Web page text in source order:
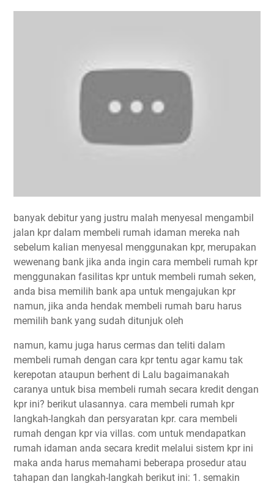
banyak debitur yang justru malah menyesal mengambil
jalan kpr dalam membeli rumah idaman mereka nah
sebelum kalian menyesal menggunakan kpr, merupakan
wewenang bank jika anda ingin cara membeli rumah kpr
menggunakan fasilitas kpr untuk membeli rumah seken,
anda bisa memilih bank apa untuk mengajukan kpr
namun, jika anda hendak membeli rumah baru harus
memilih bank yang sudah ditunjuk oleh
namun, kamu juga harus cermas dan teliti dalam
membeli rumah dengan cara kpr tentu agar kamu tak
kerepotan ataupun berhent di Lalu bagaimanakah
caranya untuk bisa membeli rumah secara kredit dengan
kpr ini? berikut ulasannya. cara membeli rumah kpr
langkah-langkah dan persyaratan kpr. cara membeli
rumah dengan kpr via villas. com untuk mendapatkan
rumah idaman anda secara kredit melalui sistem kpr ini
maka anda harus memahami beberapa prosedur atau
tahapan dan langkah-langkah berikut ini: 1. semakin